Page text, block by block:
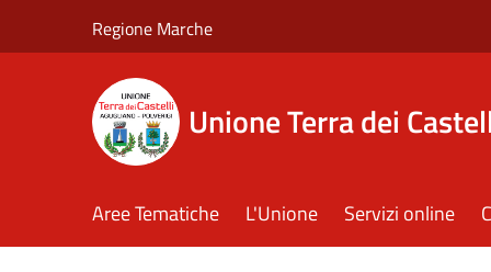
Regione Marche
Unione Terra dei
Aree Tematiche L'Unione Servizi online